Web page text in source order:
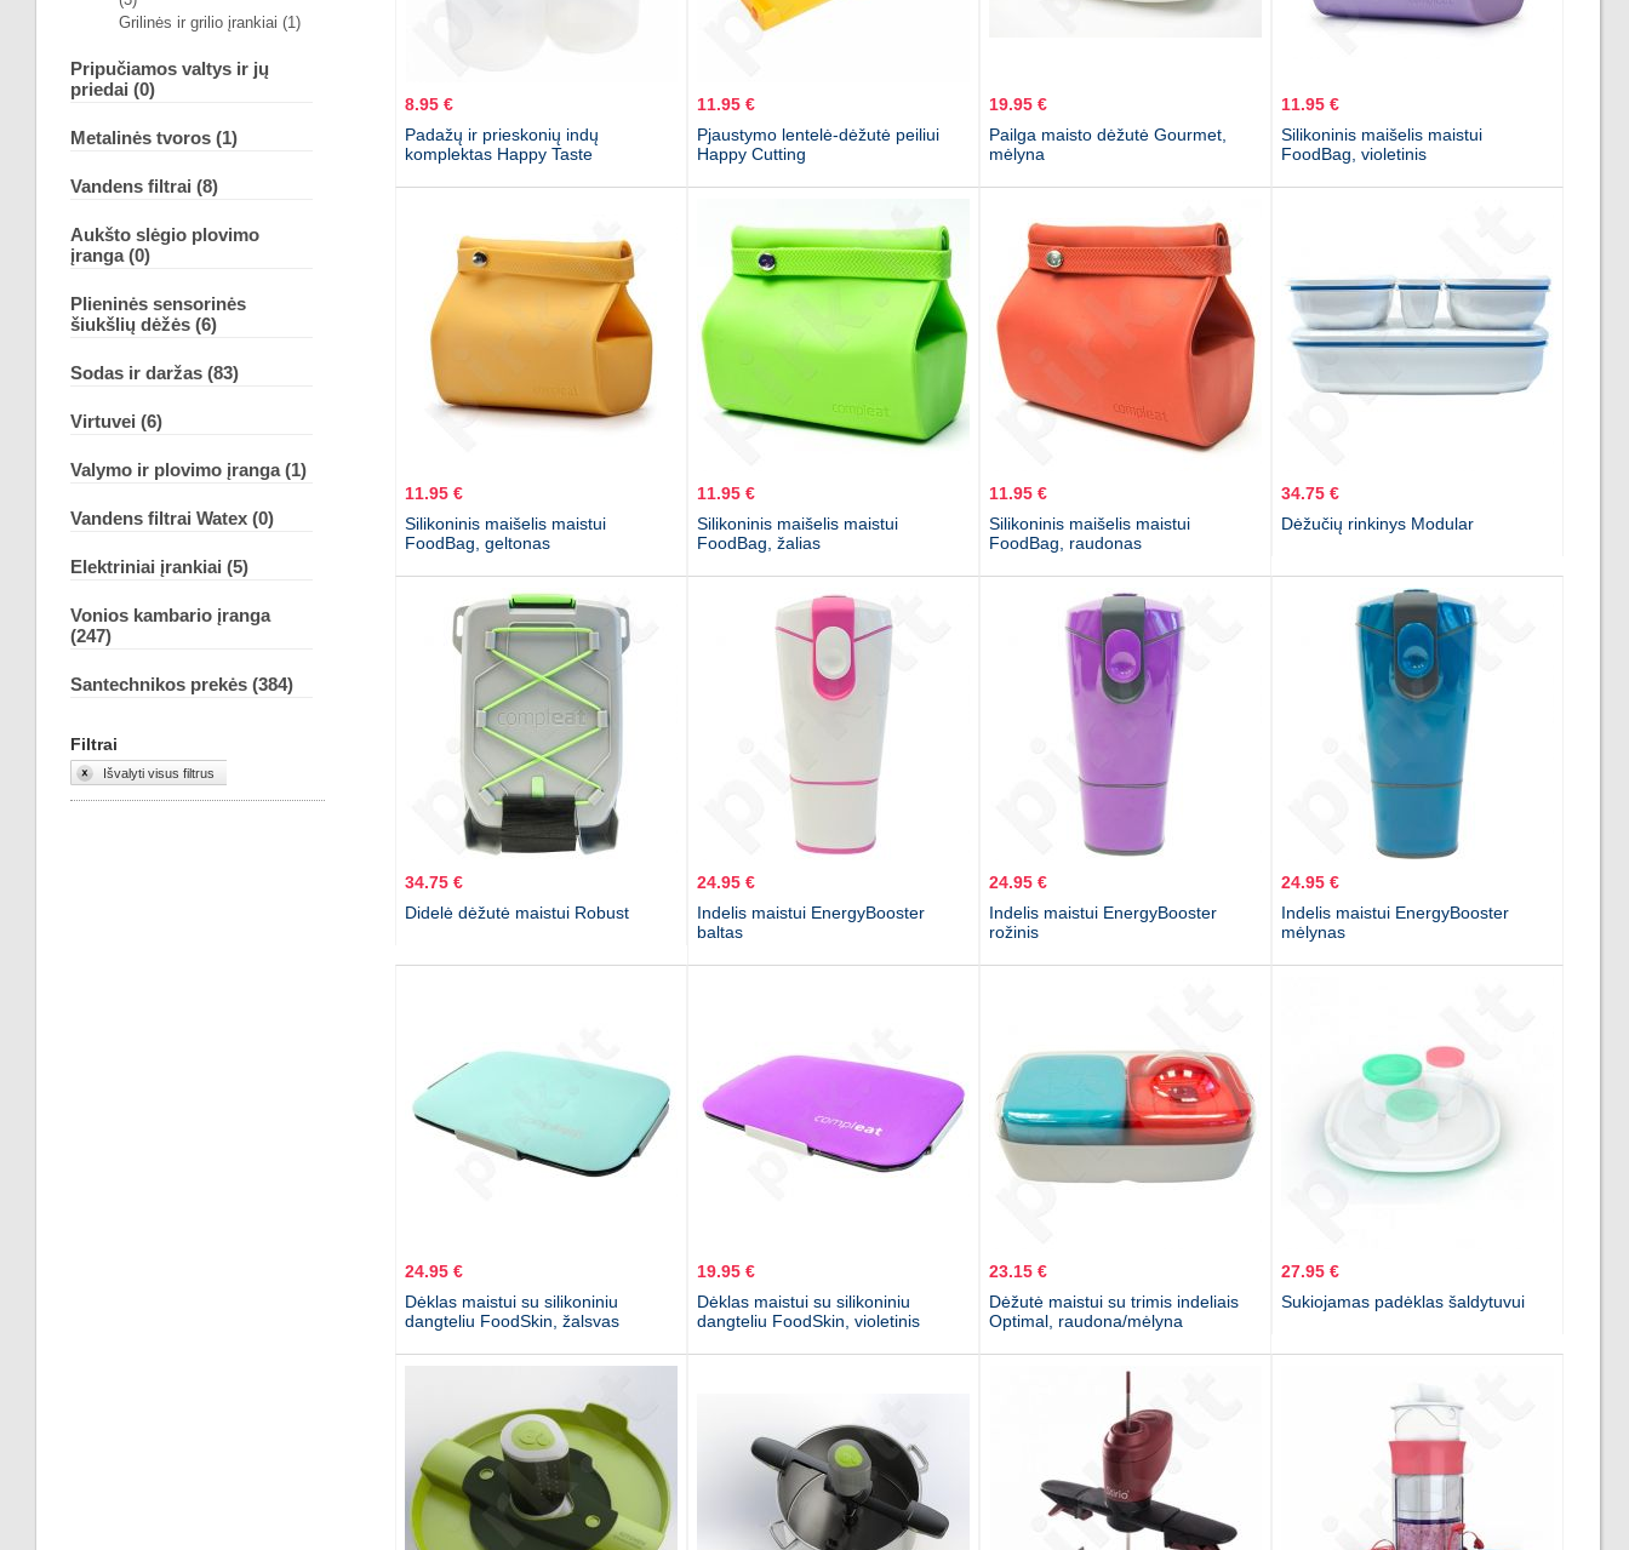
Grilinės ir grilio įrankiai (1)
Pripučiamos valtys ir jų
priedai (0)
Metalinės tvoros (1)
Vandens filtrai (8)
Aukšto slėgio plovimo
įranga (0)
Plieninės sensorinės
šiukšlių dėžės (6)
Sodas ir daržas (83)
Virtuvei (6)
Valymo ir plovimo įranga (1)
Vandens filtrai Watex (0)
Elektriniai įrankiai (5)
Vonios kambario įranga
(247)
Santechnikos prekės (384)
Filtrai
Išvalyti visus filtrus
8.95 €
Padažų ir prieskonių indų
komplektas Happy Taste
11.95 €
Pjaustymo lentelė-dėžutė peiliui
Happy Cutting
19.95 €
Pailga maisto dėžutė Gourmet,
mėlyna
11.95 €
Silikoninis maišelis maistui
FoodBag, violetinis
11.95 €
Silikoninis maišelis maistui
FoodBag, geltonas
11.95 €
Silikoninis maišelis maistui
FoodBag, žalias
11.95 €
Silikoninis maišelis maistui
FoodBag, raudonas
34.75 €
Dėžučių rinkinys Modular
34.75 €
Didelė dėžutė maistui Robust
24.95 €
Indelis maistui EnergyBooster
baltas
24.95 €
Indelis maistui EnergyBooster
rožinis
24.95 €
Indelis maistui EnergyBooster
mėlynas
24.95 €
Dėklas maistui su silikoniniu
dangteliu FoodSkin, žalsvas
19.95 €
Dėklas maistui su silikoniniu
dangteliu FoodSkin, violetinis
23.15 €
Dėžutė maistui su trimis indeliais
Optimal, raudona/mėlyna
27.95 €
Sukiojamas padėklas šaldytuvui